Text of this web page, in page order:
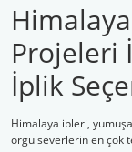
Projeleri
İplik
Himalaya ipleri,
örgü severlerin en çok